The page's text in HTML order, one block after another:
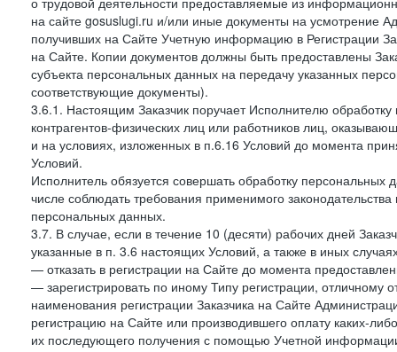
на сайте gosuslugi.ru и/или иные документы на усмотрение
получивших на Сайте Учетную информацию в Регистрации
на Сайте. Копии документов должны быть предоставлены
субъекта персональных данных на передачу указанных
соответствующие документы).
3.6.1. Настоящим Заказчик поручает Исполнителю
контрагентов-физических лиц или работников лиц,
и на условиях, изложенных в п.6.16 Условий до момента
Условий.
Исполнитель обязуется совершать обработку
числе соблюдать требования применимого
персональных данных.
3.7. В случае, если в течение 10 (десяти) рабочих дней
указанные в п. 3.6 настоящих Условий, а также в иных
— отказать в регистрации на Сайте до момента
— зарегистрировать по иному Типу регистрации, отличному
наименования регистрации Заказчика на Сайте
регистрацию на Сайте или производившего оплату каких-
их последующего получения с помощью Учетной